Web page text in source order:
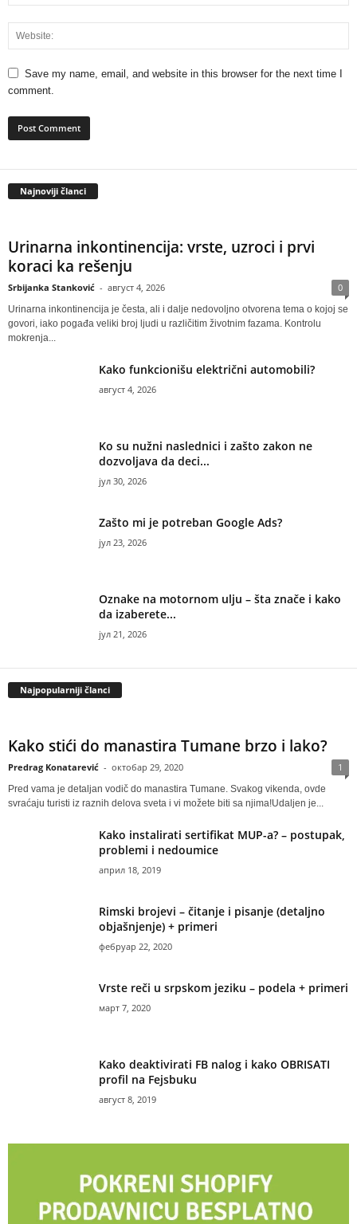
Save my name, email, and website in this browser for the next time I
comment.
Najnoviji članci
Urinarna inkontinencija: vrste, uzroci i prvi
koraci ka rešenju
Srbijanka Stanković - август 4, 2026 0
Urinarna inkontinencija je česta, ali i dalje nedovoljno otvorena tema o kojoj se
govori, iako pogađa veliki broj ljudi u različitim životnim fazama. Kontrolu
mokrenja...
Kako funkcionišu električni automobili?
август 4, 2026
Ko su nužni naslednici i zašto zakon ne
dozvoljava da deci...
јул 30, 2026
Zašto mi je potreban Google Ads?
јул 23, 2026
Oznake na motornom ulju – šta znače i kako
da izaberete...
јул 21, 2026
Najpopularniji članci
Kako stići do manastira Tumane brzo i lako?
Predrag Konatarević - октобар 29, 2020 1
Pred vama je detaljan vodič do manastira Tumane. Svakog vikenda, ovde
svraćaju turisti iz raznih delova sveta i vi možete biti sa njima!Udaljen je...
Kako instalirati sertifikat MUP-a? – postupak,
problemi i nedoumice
април 18, 2019
Rimski brojevi – čitanje i pisanje (detaljno
objašnjenje) + primeri
фебруар 22, 2020
Vrste reči u srpskom jeziku – podela + primeri
март 7, 2020
Kako deaktivirati FB nalog i kako OBRISATI
profil na Fejsbuku
август 8, 2019